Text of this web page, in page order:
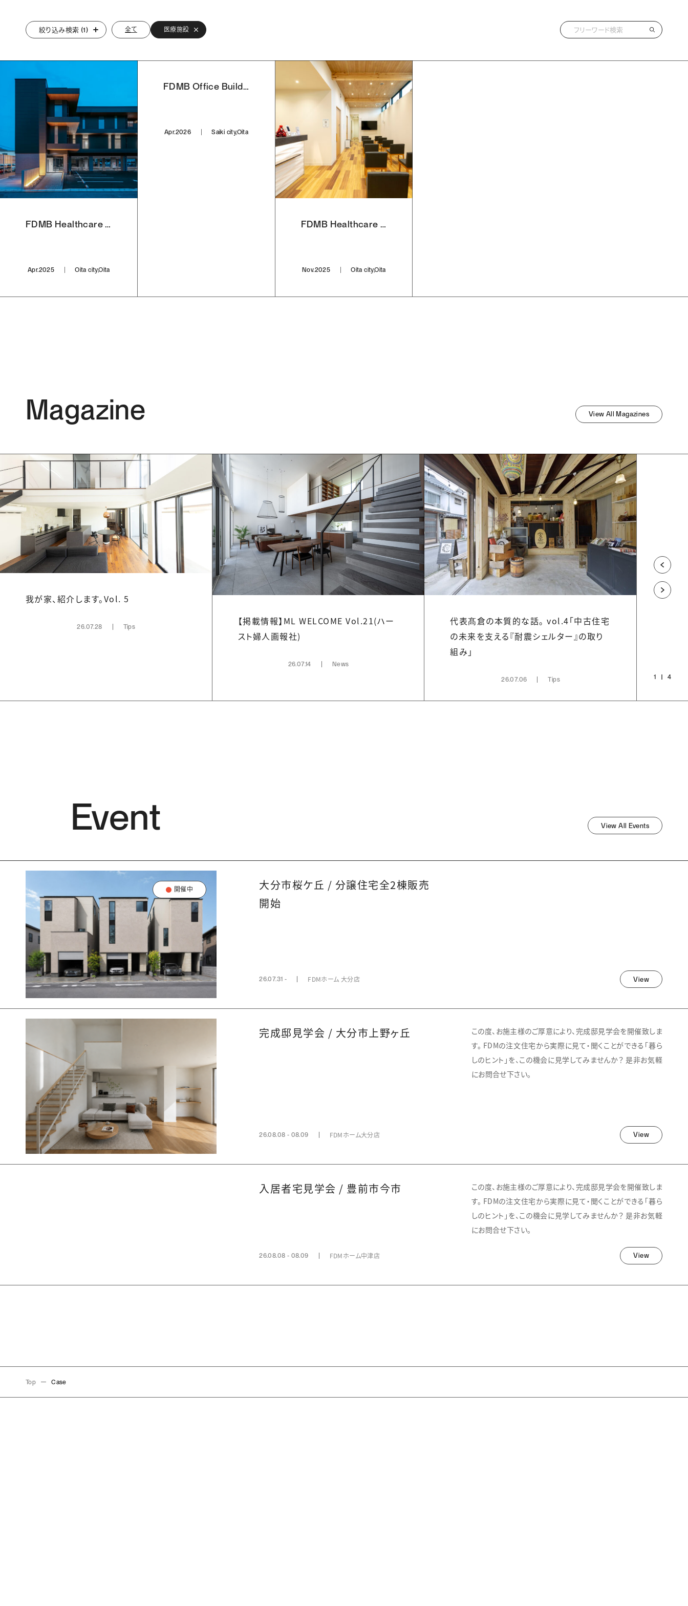
絞り込み検索 (1) 全て 医療施設
FDMB Healthcare Facilities #01
Apr.2025 Oita city,Oita
FDMB Office Building #04
Apr.2026 Saiki city,Oita
FDMB Healthcare Facilities #02
Nov.2025 Oita city,Oita
Magazine View All Magazines
我が家、紹介します。Vol. 5
26.07.28 Tips
【掲載情報】ML WELCOME Vol.21(ハー
スト婦人画報社)
26.07.14 News
代表髙倉の本質的な話。 vol.4「中古住宅
の未来を支える『耐震シェルター』の取り
組み」
26.07.06 Tips 1 4
Event View All Events
開催中
大分市桜ケ丘 / 分譲住宅全2棟販売
開始
26.07.31 - FDMホーム 大分店 View
完成邸見学会 / 大分市上野ヶ丘
この度、お施主様のご厚意により、完成邸見学会を開催致しま
す。 FDMの注文住宅から実際に見て・聞くことができる「暮ら
しのヒント」を、この機会に見学してみませんか？ 是非お気軽
にお問合せ下さい。
26.08.08 - 08.09 FDMホーム大分店 View
入居者宅見学会 / 豊前市今市
この度、お施主様のご厚意により、完成邸見学会を開催致しま
す。 FDMの注文住宅から実際に見て・聞くことができる「暮ら
しのヒント」を、この機会に見学してみませんか？ 是非お気軽
にお問合せ下さい。
26.08.08 - 08.09 FDMホーム中津店 View
Top Case